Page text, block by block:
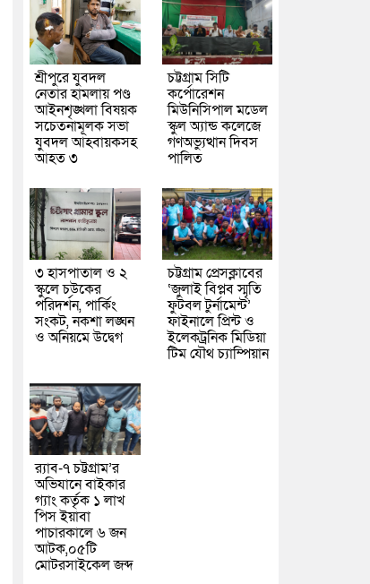
শ্রীপুরে যুবদল
নেতার হামলায় পণ্ড
আইনশৃঙ্খলা বিষয়ক
সচেতনামূলক সভা
যুবদল আহবায়কসহ
আহত ৩
চট্টগ্রাম সিটি
কর্পোরেশন
মিউনিসিপাল মডেল
স্কুল অ্যান্ড কলেজে
গণঅভ্যুত্থান দিবস
পালিত
৩ হাসপাতাল ও ২
স্কুলে চউকের
পরিদর্শন, পার্কিং
সংকট, নকশা লঙ্ঘন
ও অনিয়মে উদ্বেগ
চট্টগ্রাম প্রেসক্লাবের
‘জুলাই বিপ্লব স্মৃতি
ফুটবল টুর্নামেন্ট’
ফাইনালে প্রিন্ট ও
ইলেকট্রনিক মিডিয়া
টিম যৌথ চ্যাম্পিয়ান
র‌্যাব-৭ চট্টগ্রাম’র
অভিযানে বাইকার
গ্যাং কর্তৃক ১ লাখ
পিস ইয়াবা
পাচারকালে ৬ জন
আটক,০৫টি
মোটরসাইকেল জব্দ